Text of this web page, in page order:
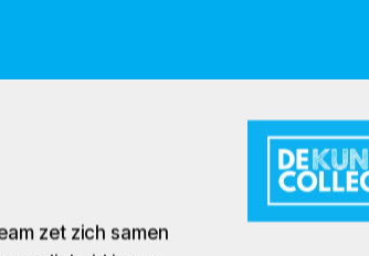
zet zich samen